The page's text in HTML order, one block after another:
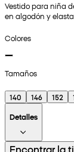
Vestido para niña
en algodón y
Colores
Tamaños
140 146 152
Detalles
Encontrar la